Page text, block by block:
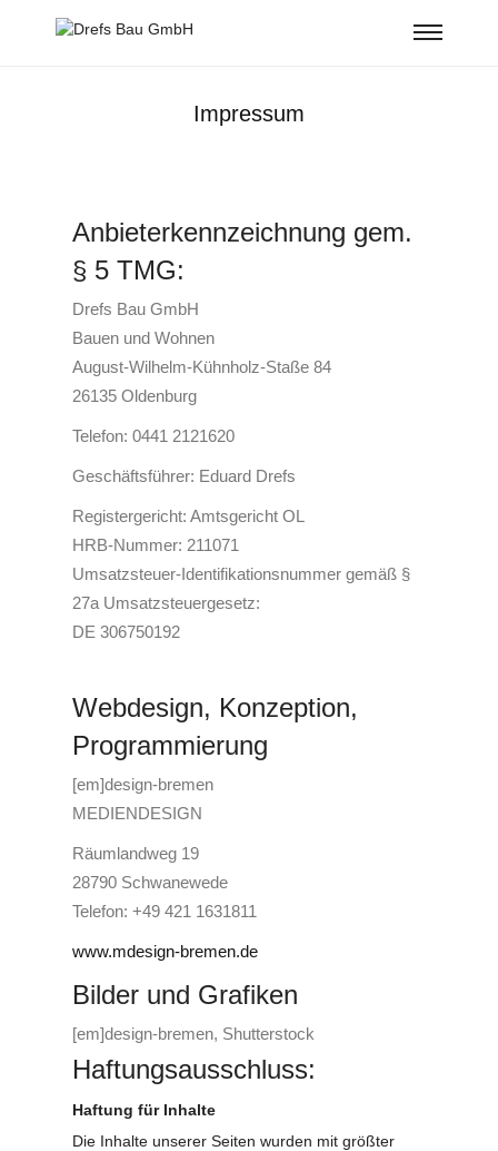
Impressum
Anbieterkennzeichnung gem.
§ 5 TMG:
Drefs Bau GmbH
Bauen und Wohnen
August-Wilhelm-Kühnholz-Staße 84
26135 Oldenburg
Telefon: 0441 2121620
Geschäftsführer: Eduard Drefs
Registergericht: Amtsgericht OL
HRB-Nummer: 211071
Umsatzsteuer-Identifikationsnummer gemäß §
27a Umsatzsteuergesetz:
DE 306750192
Webdesign, Konzeption,
Programmierung
[em]design-bremen
MEDIENDESIGN
Räumlandweg 19
28790 Schwanewede
Telefon: +49 421 1631811
www.mdesign-bremen.de
Bilder und Grafiken
[em]design-bremen, Shutterstock
Haftungsausschluss:
Haftung für Inhalte
Die Inhalte unserer Seiten wurden mit größter